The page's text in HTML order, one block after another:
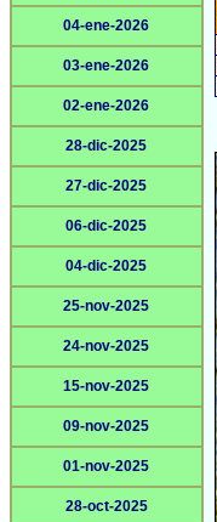
04-ene-2026
03-ene-2026
02-ene-2026
28-dic-2025
27-dic-2025
06-dic-2025
04-dic-2025
25-nov-2025
24-nov-2025
15-nov-2025
09-nov-2025
01-nov-2025
28-oct-2025